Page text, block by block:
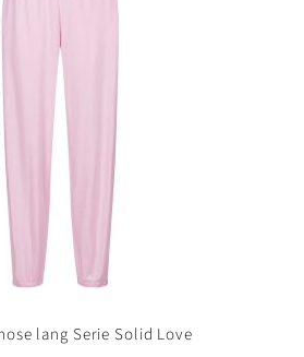
lang Serie Solid Love